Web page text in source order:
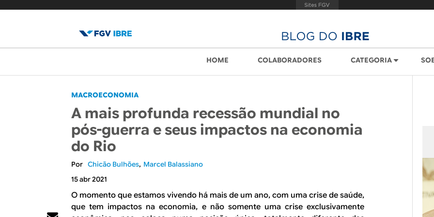
l
o
g
d
o
I
B
u
p
r
i
n
c
i
p
HOME COLABORADORES CATEGORIA
MACROECONOMIA
A mais profunda recessão mundial no
pós-guerra e seus impactos na economia
do Rio
Chicão Bulhões Marcel Balassiano
15 abr 2021
O momento que estamos vivendo há mais de um ano, com uma crise de saúde,
que tem impactos na economia, e não somente uma crise exclusivamente